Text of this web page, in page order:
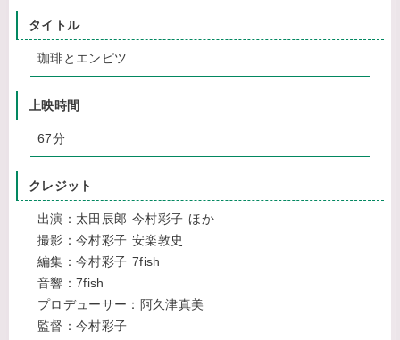
タイトル
珈琲とエンピツ
上映時間
67分
クレジット
出演：太田辰郎 今村彩子 ほか
撮影：今村彩子 安楽敦史
編集：今村彩子 7fish
音響：7fish
プロデューサー：阿久津真美
監督：今村彩子